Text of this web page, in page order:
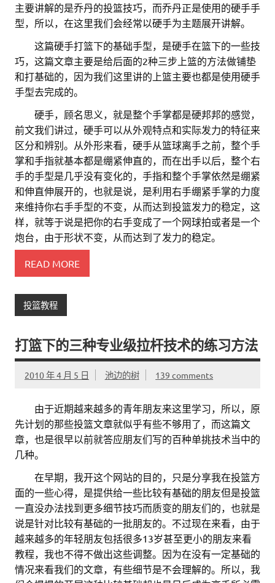
主要讲解的是乔丹的投篮技巧，而乔丹正是使用的硬手手
型，所以，在这里我们会经常以硬手为主题展开讲解。
这篇硬手打篮下的基础手型，是硬手在篮下的一些技
巧，这篇文章主要是给后面的2种三步上篮的方法做铺垫
和打基础的，因为我们这里讲的上篮主要也都是使用硬手
手型去完成的。
硬手，顾名思义，就是整个手掌都是硬邦邦的感觉，
前文我们讲过，硬手可以从外观特点和实际发力的特征来
区分和辨别。从外形来看，硬手从篮球离手之前，整个手
掌和手指就基本都是绷紧伸直的，而在出手以后，整个右
手的手型是几乎没有变化的，手指和整个手掌依然是绷紧
和伸直伸展开的，也就是说，是利用右手绷紧手掌的力度
来维持你右手手型的不变，从而达到投篮发力的稳定，这
样，就等于说是把你的右手变成了一个网球拍或者是一个
炮台，由于形状不变，从而达到了发力的稳定。
READ MORE
投篮教程
打篮下的三种专业级拉杆技术的练习方法
2010 年 4 月 5 日 池边的树 139 comments
由于近期越来越多的青年朋友来这里学习，所以，原
先计划的那些投篮文章就似乎有些不够用了，而这篇文
章，也是很早以前就答应朋友们写的百种单挑技术当中的
几种。
在早期，我开这个网站的目的，只是分享我在投篮方
面的一些心得，是提供给一些比较有基础的朋友但是投篮
一直没办法找到更多细节技巧而质变的朋友们的，也就是
说是针对比较有基础的一批朋友的。不过现在来看，由于
越来越多的年轻朋友包括很多13岁甚至更小的朋友来看
教程，我也不得不做出这些调整。因为在没有一定基础的
情况来看我们的文章，有些细节是不会理解的。所以，我